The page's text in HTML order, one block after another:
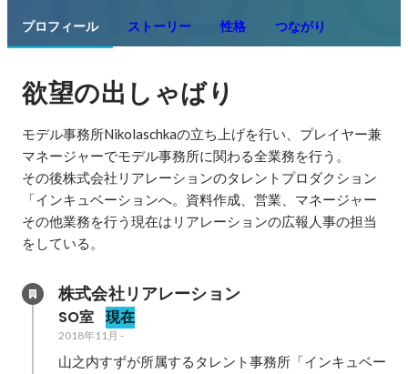
プロフィール ストーリー 性格 つながり
欲望の出しゃばり
モデル事務所Nikolaschkaの立ち上げを行い、プレイヤー兼
マネージャーでモデル事務所に関わる全業務を行う。
その後株式会社リアレーションのタレントプロダクション
「インキュベーションへ。資料作成、営業、マネージャー
その他業務を行う現在はリアレーションの広報人事の担当
をしている。
株式会社リアレーション
SO室 現在
2018年11月 -
山之内すずが所属するタレント事務所「インキュベー